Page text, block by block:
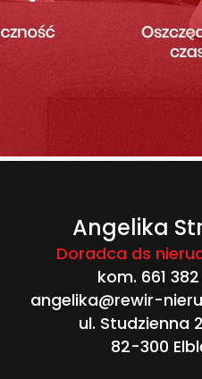
Angelika
Doradca ds
kom. 661
angelika@rewir-
ul. Studzienna
82-300